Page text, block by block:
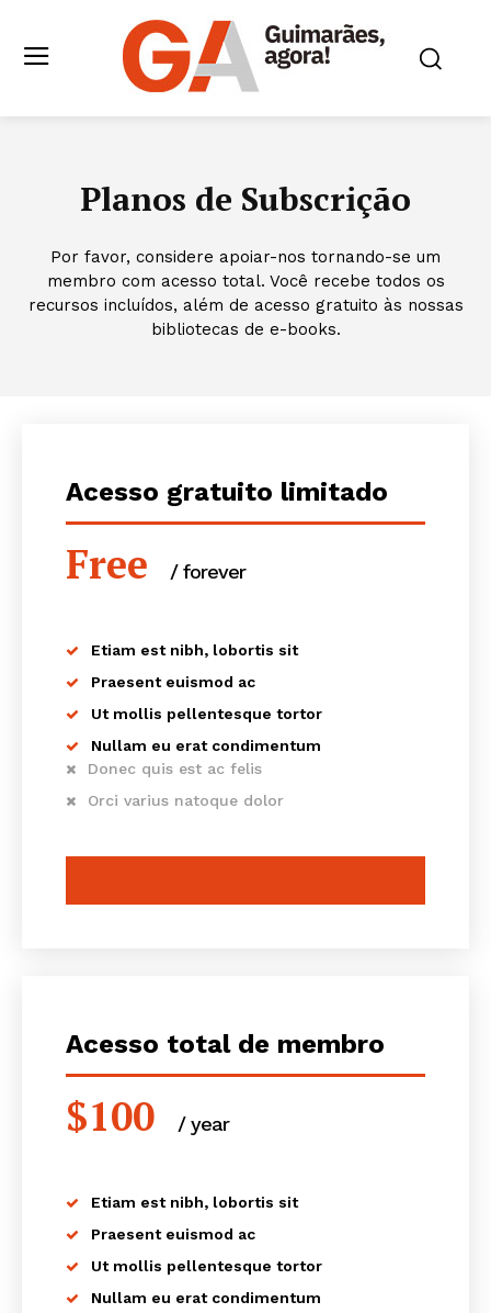
Guimarães, agora!
Planos de Subscrição
Por favor, considere apoiar-nos tornando-se um
membro com acesso total. Você recebe todos os
recursos incluídos, além de acesso gratuito às nossas
bibliotecas de e-books.
Acesso gratuito limitado
Free / forever
Etiam est nibh, lobortis sit
Praesent euismod ac
Ut mollis pellentesque tortor
Nullam eu erat condimentum
Donec quis est ac felis
Orci varius natoque dolor
Acesso total de membro
$100 / yearplaceholder text
Etiam est nibh, lobortis sit
Praesent euismod ac
Ut mollis pellentesque tortor
Nullam eu erat condimentum